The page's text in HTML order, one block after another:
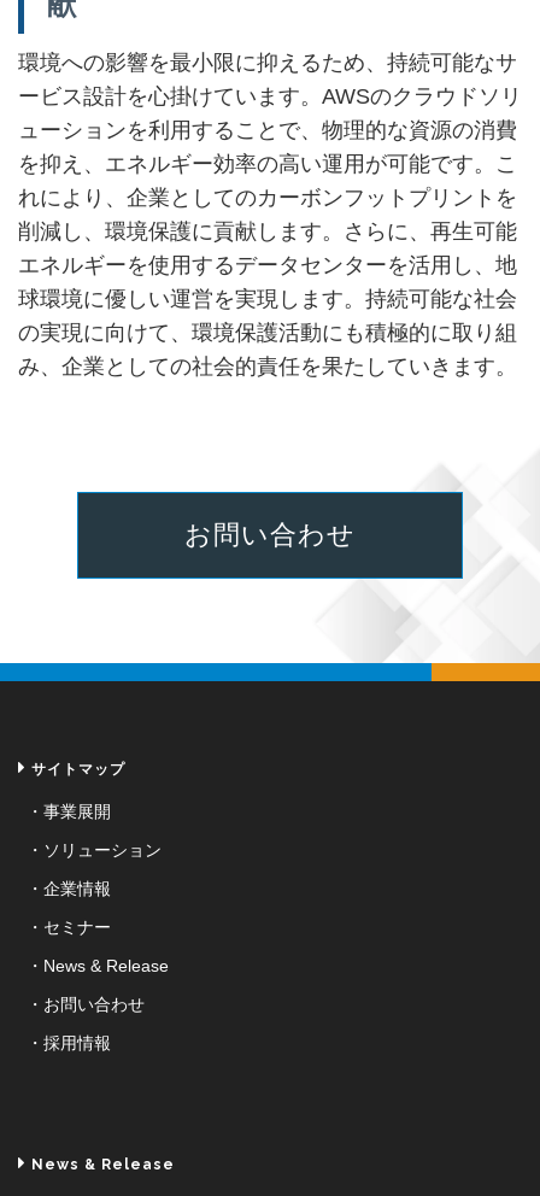
環境への影響を最小限に抑えるため、持続可能なサ
ービス設計を心掛けています。AWSのクラウドソリ
ューションを利用することで、物理的な資源の消費
を抑え、エネルギー効率の高い運用が可能です。こ
れにより、企業としてのカーボンフットプリントを
削減し、環境保護に貢献します。さらに、再生可能
エネルギーを使用するデータセンターを活用し、地
球環境に優しい運営を実現します。持続可能な社会
の実現に向けて、環境保護活動にも積極的に取り組
み、企業としての社会的責任を果たしていきます。
お問い合わせ
サイトマップ
事業展開
ソリューション
企業情報
セミナー
News & Release
お問い合わせ
採用情報
News & Release